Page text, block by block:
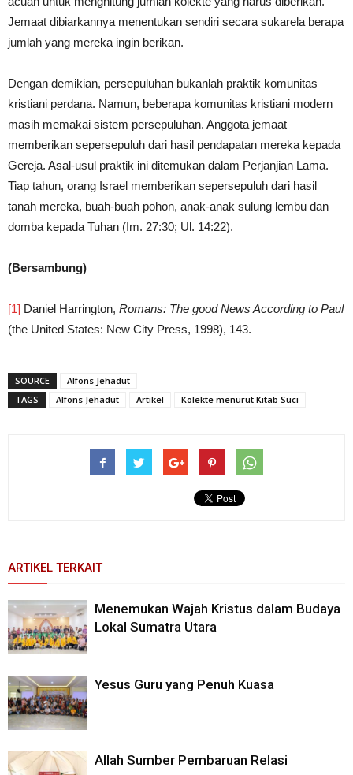
Jemaat dibiarkannya menentukan sendiri secara sukarela berapa
jumlah yang mereka ingin berikan.
Dengan demikian, persepuluhan bukanlah praktik komunitas
kristiani perdana. Namun, beberapa komunitas kristiani modern
masih memakai sistem persepuluhan. Anggota jemaat
memberikan sepersepuluh dari hasil pendapatan mereka kepada
Gereja. Asal-usul praktik ini ditemukan dalam Perjanjian Lama.
Tiap tahun, orang Israel memberikan sepersepuluh dari hasil
tanah mereka, buah-buah pohon, anak-anak sulung lembu dan
domba kepada Tuhan (Im. 27:30; Ul. 14:22).
(Bersambung)
[1] Daniel Harrington, Romans: The good News According to Paul
(the United States: New City Press, 1998), 143.
SOURCE
Alfons Jehadut
TAGS
Alfons Jehadut Artikel Kolekte menurut Kitab Suci
ARTIKEL TERKAIT
Menemukan Wajah Kristus dalam Budaya
Lokal Sumatra Utara
Yesus Guru yang Penuh Kuasa
Allah Sumber Pembaruan Relasi